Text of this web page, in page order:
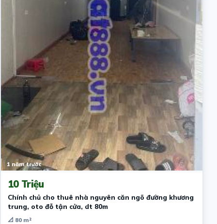
1 năm trước
10 Triệu
Chính chủ cho thuê nhà nguyên căn ngõ đường khương
trung, oto đỗ tận cửa, dt 80m
📐 80 m²